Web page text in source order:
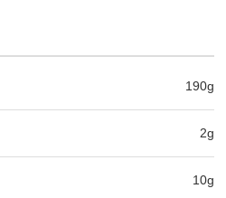
190g
2g
10g